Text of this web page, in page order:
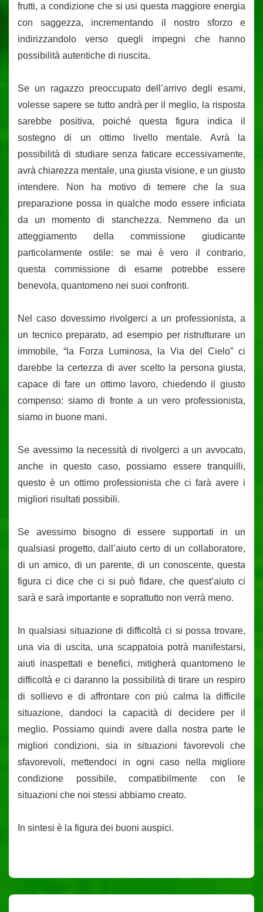
frutti, a condizione che si usi questa maggiore energia
con saggezza, incrementando il nostro sforzo e
indirizzandolo verso quegli impegni che hanno
possibilità autentiche di riuscita.
Se un ragazzo preoccupato dell’arrivo degli esami,
volesse sapere se tutto andrà per il meglio, la risposta
sarebbe positiva, poiché questa figura indica il
sostegno di un ottimo livello mentale. Avrà la
possibilità di studiare senza faticare eccessivamente,
avrà chiarezza mentale, una giusta visione, e un giusto
intendere. Non ha motivo di temere che la sua
preparazione possa in qualche modo essere inficiata
da un momento di stanchezza. Nemmeno da un
atteggiamento della commissione giudicante
particolarmente ostile: se mai è vero il contrario,
questa commissione di esame potrebbe essere
benevola, quantomeno nei suoi confronti.
Nel caso dovessimo rivolgerci a un professionista, a
un tecnico preparato, ad esempio per ristrutturare un
immobile, “la Forza Luminosa, la Via del Cielo” ci
darebbe la certezza di aver scelto la persona giusta,
capace di fare un ottimo lavoro, chiedendo il giusto
compenso: siamo di fronte a un vero professionista,
siamo in buone mani.
Se avessimo la necessità di rivolgerci a un avvocato,
anche in questo caso, possiamo essere tranquilli,
questo è un ottimo professionista che ci farà avere i
migliori risultati possibili.
Se avessimo bisogno di essere supportati in un
qualsiasi progetto, dall’aiuto certo di un collaboratore,
di un amico, di un parente, di un conoscente, questa
figura ci dice che ci si può fidare, che quest’aiuto ci
sarà e sarà importante e soprattutto non verrà meno.
In qualsiasi situazione di difficoltà ci si possa trovare,
una via di uscita, una scappatoia potrà manifestarsi,
aiuti inaspettati e benefici, mitigherà quantomeno le
difficoltà e ci daranno la possibilità di tirare un respiro
di sollievo e di affrontare con più calma la difficile
situazione, dandoci la capacità di decidere per il
meglio. Possiamo quindi avere dalla nostra parte le
migliori condizioni, sia in situazioni favorevoli che
sfavorevoli, mettendoci in ogni caso nella migliore
condizione possibile, compatibilmente con le
situazioni che noi stessi abbiamo creato.
In sintesi è la figura dei buoni auspici.